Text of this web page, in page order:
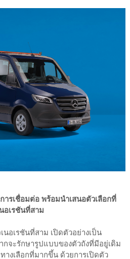
ารเชื่อมต่อ พร้อมนำเสนอตัวเลือกที่
อเรชันที่สาม
นอเรชันที่สาม เปิดตัวอย่างเป็น
กจะรักษารูปแบบของตัวถังที่มีอยู่เดิม
างเลือกที่มากขึ้น ด้วยการเปิดตัว